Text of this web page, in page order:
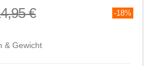
€ 18%
& Gewicht